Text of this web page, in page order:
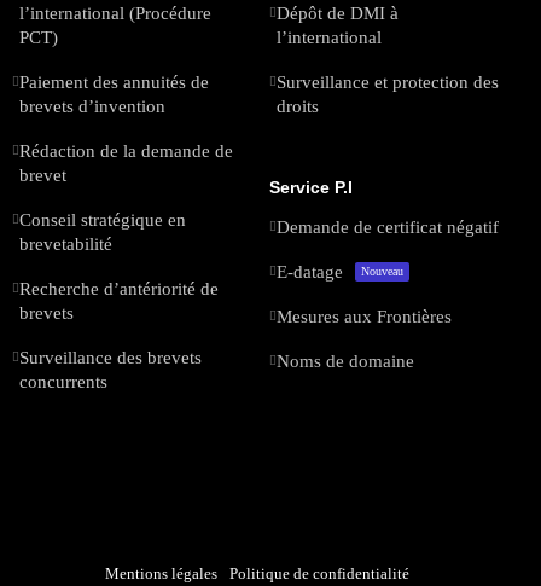
l’international (Procédure
PCT)
Paiement des annuités de
brevets d’invention
Rédaction de la demande de
brevet
Conseil stratégique en
brevetabilité
Recherche d’antériorité de
brevets
Surveillance des brevets
concurrents
Dépôt de DMI à
l’international
Surveillance et protection des
droits
Service P.I
Demande de certificat négatif
E-datage Nouveau
Mesures aux Frontières
Noms de domaine
Mentions légales
Politique de confidentialité